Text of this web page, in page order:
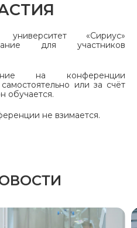
университет «Сириус»
для участников
на конференции
или за счёт
обучается.
не взимается.